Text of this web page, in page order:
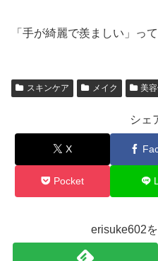
「手が綺麗で羨ましい」っ
スキンケア メイク 美
シェ
X
Pocket
erisuke602